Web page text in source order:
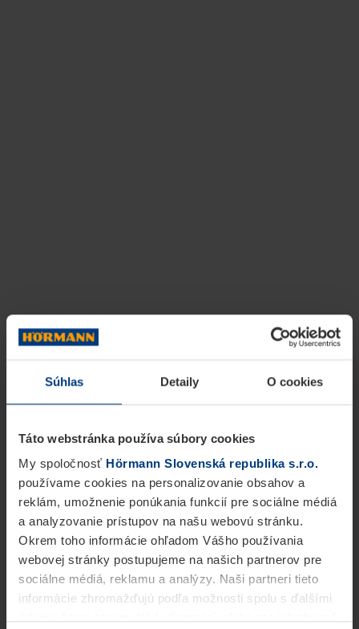
Súhlas Detaily O cookies
Táto webstránka používa súbory cookies
My spoločnosť Hörmann Slovenská republika s.r.o.
používame cookies na personalizovanie obsahov a
reklám, umožnenie ponúkania funkcií pre sociálne médiá
a analyzovanie prístupov na našu webovú stránku.
Okrem toho informácie ohľadom Vášho používania
webovej stránky postupujeme na našich partnerov pre
sociálne médiá, reklamu a analýzy. Naši partneri tieto
informácie zhromažďujú podľa možnosti spolu s ďalšími